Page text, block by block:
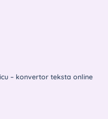
– konvertor teksta online